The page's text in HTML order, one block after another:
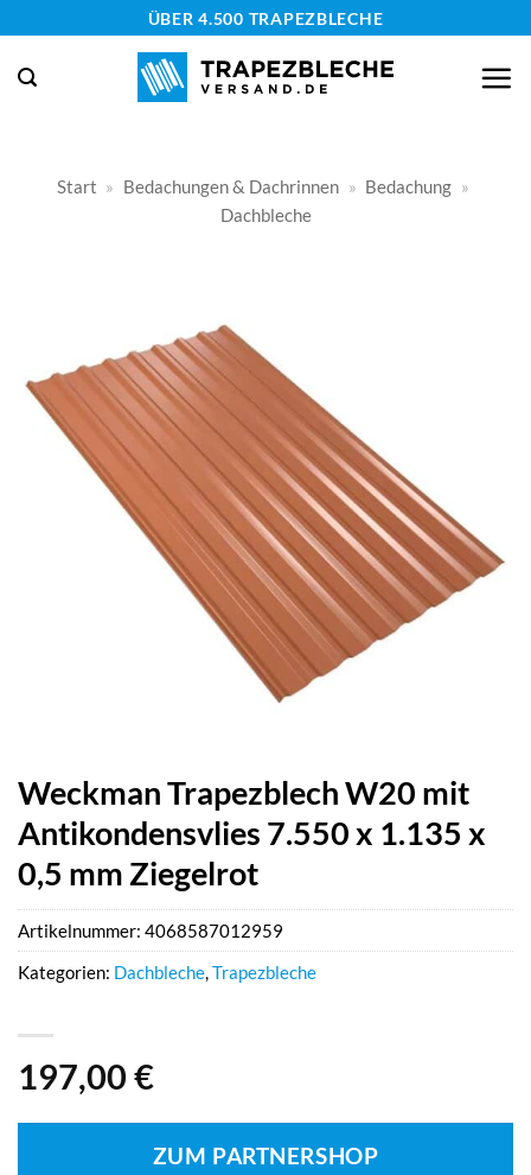
springen
ÜBER 4.500 TRAPEZBLECHE
Start » Bedachungen & Dachrinnen » Bedachung »
Dachbleche
Weckman Trapezblech W20 mit
Antikondensvlies 7.550 x 1.135 x
0,5 mm Ziegelrot
197,00 €
ZUM PARTNERSHOP
Artikelnummer: 4068587012959
Kategorien: Dachbleche,Trapezbleche